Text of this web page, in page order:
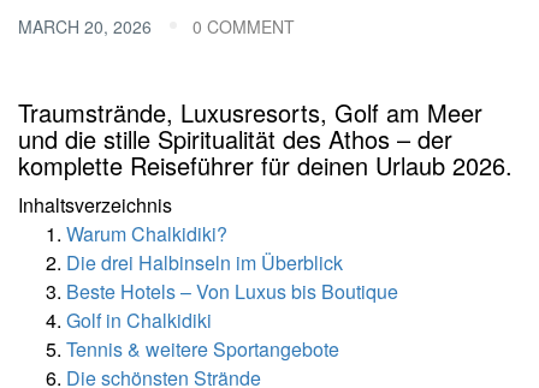
MARCH 20, 2026 0 COMMENT
Traumstrände, Luxusresorts, Golf am Meer
und die stille Spiritualität des Athos – der
komplette Reiseführer für deinen Urlaub 2026.
Inhaltsverzeichnis
Warum Chalkidiki?
Die drei Halbinseln im Überblick
Beste Hotels – Von Luxus bis Boutique
Golf in Chalkidiki
Tennis & weitere Sportangebote
Die schönsten Strände